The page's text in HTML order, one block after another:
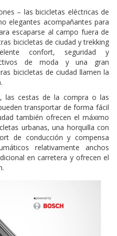
– las bicicletas eléctricas de
elegantes acompañantes para
escaparse al campo fuera de
bicicletas de ciudad y trekking
confort, seguridad y
de moda y una gran
bicicletas de ciudad llamen la
las cestas de la compra o las
transportar de forma fácil
también ofrecen el máximo
urbanas, una horquilla con
de conducción y compensa
relativamente anchos
en carretera y ofrecen el